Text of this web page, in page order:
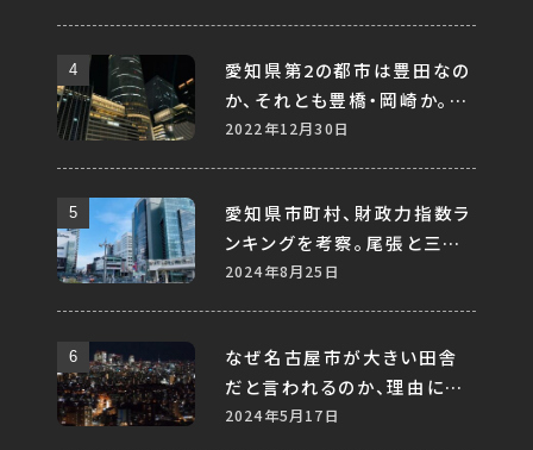
愛知県第2の都市は豊田なの
か、それとも豊橋・岡崎か。
様々なデータから考察する。
2022年12月30日
愛知県市町村、財政力指数ラ
ンキングを考察。尾張と三河、
地方で比較すると差はあるの
2024年8月25日
なぜ名古屋市が大きい田舎
だと言われるのか、理由につ
いて考察してみる
2024年5月17日